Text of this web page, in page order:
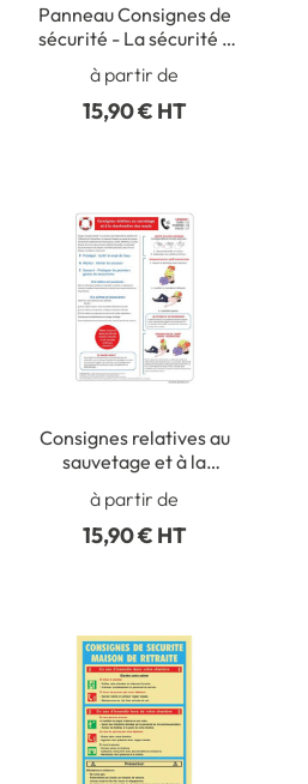
Panneau Consignes de
sécurité - La sécurité c
´est l´affaire de tous
à partir de
15,90 € HT
Consignes relatives au
sauvetage et à la
réanimation des noyés -
Format A4 - H 300 x L
210 mm
à partir de
15,90 € HT